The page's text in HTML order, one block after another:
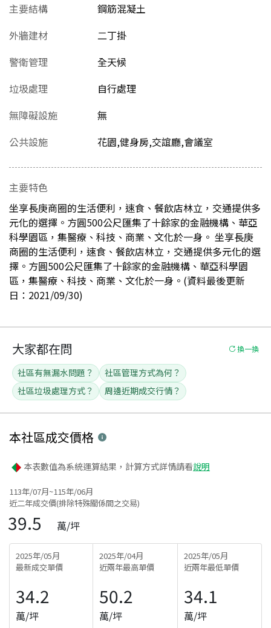
主要結構
鋼筋混凝土
外牆建材
二丁掛
警衛管理
全天候
垃圾處理
自行處理
無障礙設施
無
公共設施
花園,健身房,交誼廳,會議室
主要特色
坐享長庚商圈的生活便利，速食、餐飲店林立，交通提供多
元化的選擇。方圓500公尺匯集了十餘家的金融機構、華亞
科學園區，集醫療、科技、商業、文化於一身。 坐享長庚
商圈的生活便利，速食、餐飲店林立，交通提供多元化的選
擇。方圓500公尺匯集了十餘家的金融機構、華亞科學園
區，集醫療、科技、商業、文化於一身。(資料最後更新
日：2021/09/30)
大家都在問 換一換
社區有無漏水問題？
社區管理方式為何？
社區垃圾處理方式？
周邊近期成交行情？
本社區成交價格
本表數值為系統運算結果，計算方式詳情請看說明
113年/07月~115年/06月
近二年成交價(排除特殊關係間之交易)
39.5 萬/坪
2025年/05月
最新成交單價
34.2
萬/坪
2025年/04月
近兩年最高單價
50.2
萬/坪
2025年/05月
近兩年最低單價
34.1
萬/坪